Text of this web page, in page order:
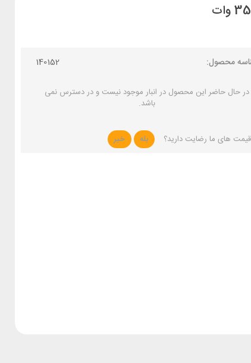
محصول: 140152
در حال حاضر این محصول در انبار موجود نیست و در دسترس نمی
باشد.
قیمت های ما رضایت دارید؟ بله خیر